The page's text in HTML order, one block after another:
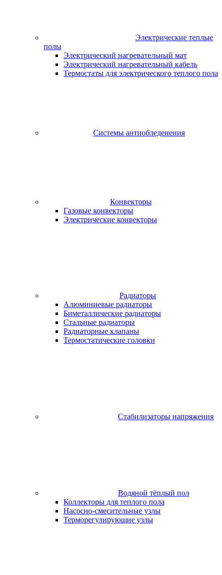
Электрические теплые
полы
Электрический нагревательный мат
Электрический нагревательный кабель
Термостаты для электрического теплого пола
Системы антиобледенения
Конвекторы
Газовые конвекторы
Электрические конвекторы
Радиаторы
Алюминиевые радиаторы
Биметаллические радиаторы
Стальные радиаторы
Радиаторные клапаны
Термостатические головки
Стабилизаторы напряжения
Водяной тёплый пол
Коллекторы для теплого пола
Насосно-смесительные узлы
Терморегулирующие узлы